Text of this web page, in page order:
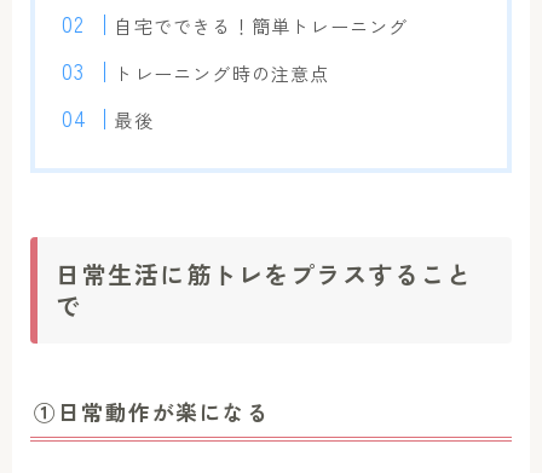
自宅でできる！簡単トレーニング
トレーニング時の注意点
最後
日常生活に筋トレをプラスすること
で
①日常動作が楽になる